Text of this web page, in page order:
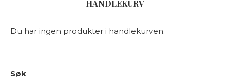
HANDLEKURV
Du har ingen produkter i handlekurven.
Søk